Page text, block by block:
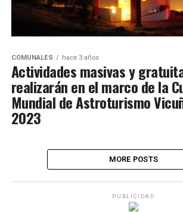
COMUNALES hace 3 años
Actividades masivas y
realizarán en el marco de la
Mundial de Astroturismo
2023
MORE POSTS
PUBLICIDAD